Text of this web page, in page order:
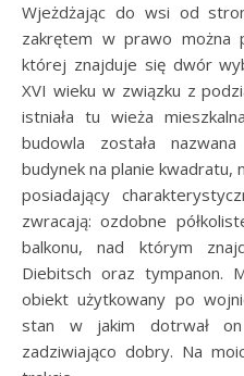
Wjeżdżając do wsi od strony Buchałowa przed ostrym
zakrętem w prawo można
której znajduje się dwór
XVI wieku w związku z
istniała tu wieża
budowla została
budynek na planie kwadratu,
posiadający
zwracają: ozdobne
balkonu, nad którym
Diebitsch oraz tympanon.
obiekt użytkowany po
stan w jakim dotrwał
zadziwiająco dobry. Na